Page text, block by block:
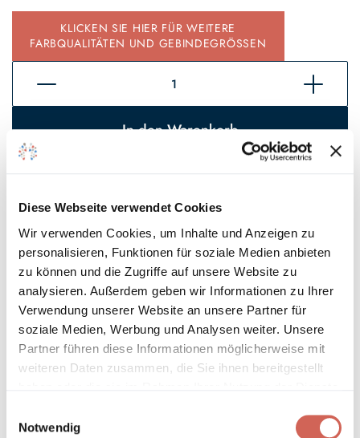
Diese Webseite verwendet Cookies
Wir verwenden Cookies, um Inhalte und Anzeigen zu
personalisieren, Funktionen für soziale Medien anbieten
zu können und die Zugriffe auf unsere Website zu
analysieren. Außerdem geben wir Informationen zu Ihrer
Verwendung unserer Website an unsere Partner für
soziale Medien, Werbung und Analysen weiter. Unsere
Partner führen diese Informationen möglicherweise mit
weiteren Daten zusammen, die Sie ihnen bereitgestellt
Notwendig
KLICKEN SIE HIER FÜR WEITERE
FARBQUALITÄTEN UND GEBINDEGRÖSSEN
In den Warenkorb
Auf den Wunschzettel
* Gilt für Lieferungen innerhalb Deutschlands, Lieferzeiten für andere
Länder entnehmen Sie bitte unserenVersandinformationen .
Technische Details und Hinweise
Hinweis zur Grundierung